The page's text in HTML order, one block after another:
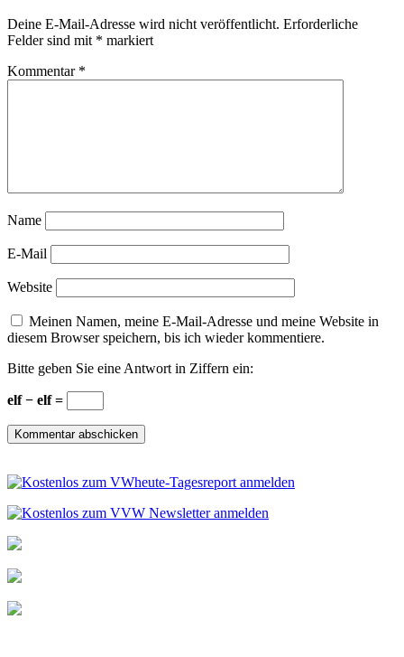
Deine E-Mail-Adresse wird nicht veröffentlicht. Erforderliche
Felder sind mit * markiert
Kommentar *
Name
E-Mail
Website
Meinen Namen, meine E-Mail-Adresse und meine Website in
diesem Browser speichern, bis ich wieder kommentiere.
Bitte geben Sie eine Antwort in Ziffern ein:
elf − elf =